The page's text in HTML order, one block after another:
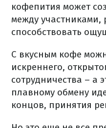
кофепития может
между участниками,
способствовать
С вкусным кофе
искреннего,
сотрудничества – а
плавному обмену
концов, принятия